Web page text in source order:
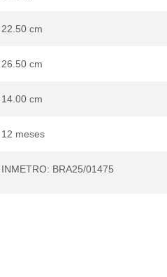
22.50 cm
26.50 cm
14.00 cm
12 meses
INMETRO: BRA25/01475